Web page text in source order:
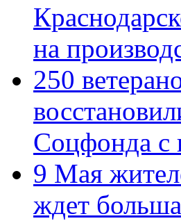
на
250
Соцфонда с
9 Мая
ждет